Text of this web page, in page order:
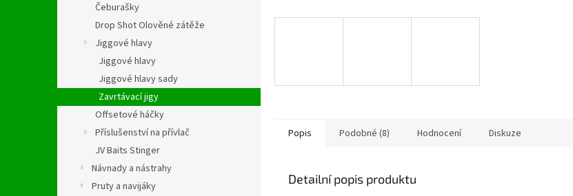
Čeburašky
Drop Shot Olověné zátěže
Jiggové hlavy
Jiggové hlavy
Jiggové hlavy sady
Zavrtávací jigy
Offsetové háčky
Příslušenství na přívlač
JV Baits Stinger
Návnady a nástrahy
Pruty a navijáky
Popis Podobné (8) Hodnocení Diskuze
Detailní popis produktu